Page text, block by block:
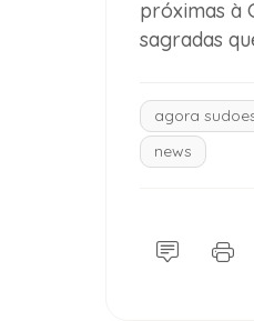
próximas à
sagradas
agora
news